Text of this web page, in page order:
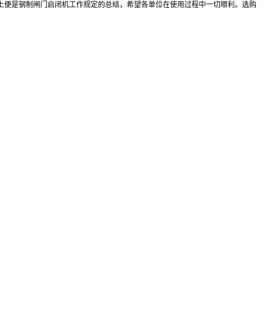
是钢制闸门启闭机工作规定的总结，希望各单位在使用过程中一切顺利。选购